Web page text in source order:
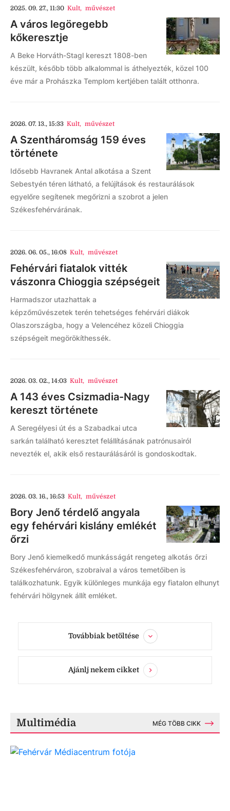
2025. 09. 27., 11:30 Kult, művészet
A város legöregebb
kőkeresztje
A Beke Horváth-Stagl kereszt 1808-ben
készült, később több alkalommal is áthelyezték, közel 100
éve már a Prohászka Templom kertjében talált otthonra.
2026. 07. 13., 15:33 Kult, művészet
A Szentháromság 159 éves
története
Idősebb Havranek Antal alkotása a Szent
Sebestyén téren látható, a felújítások és restaurálások
egyelőre segítenek megőrizni a szobrot a jelen
Székesfehérvárának.
2026. 06. 05., 16:08 Kult, művészet
Fehérvári fiatalok vitték
vászonra Chioggia szépségeit
Harmadszor utazhattak a
képzőművészetek terén tehetséges fehérvári diákok
Olaszországba, hogy a Velencéhez közeli Chioggia
szépségeit megörökíthessék.
2026. 03. 02., 14:03 Kult, művészet
A 143 éves Csizmadia-Nagy
kereszt története
A Seregélyesi út és a Szabadkai utca
sarkán található keresztet felállításának patrónusairól
nevezték el, akik első restaurálásáról is gondoskodtak.
2026. 03. 16., 16:53 Kult, művészet
Bory Jenő térdelő angyala
egy fehérvári kislány emlékét
őrzi
Bory Jenő kiemelkedő munkásságát rengeteg alkotás őrzi
Székesfehérváron, szobraival a város temetőiben is
találkozhatunk. Egyik különleges munkája egy fiatalon elhunyt
fehérvári hölgynek állít emléket.
Továbbiak betöltése
Ajánlj nekem cikket
Multimédia MÉG TÖBB CIKK